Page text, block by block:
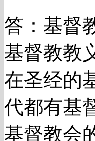
答：基督
基督教教
在圣经的
代都有基
基督教会